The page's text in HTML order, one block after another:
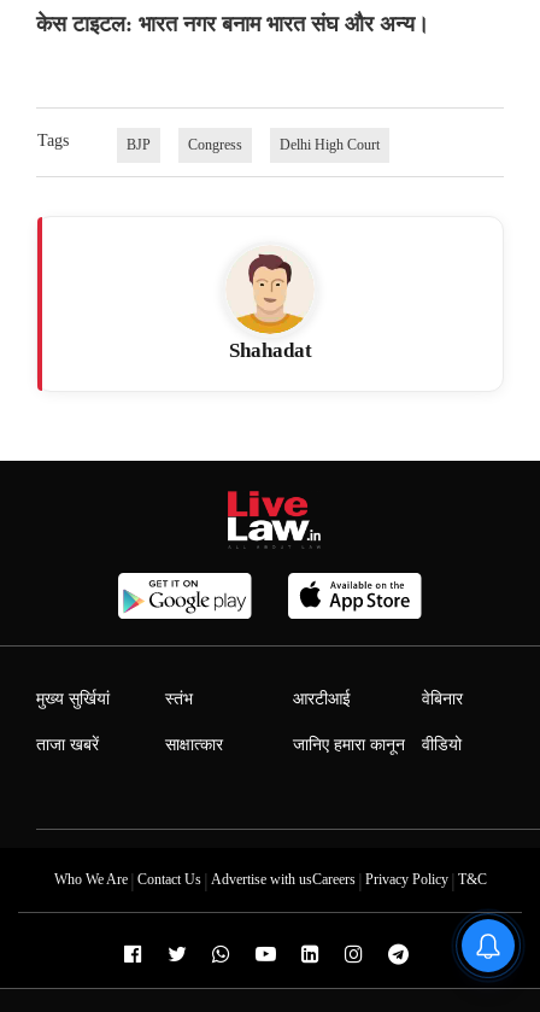
केस टाइटल: भारत नगर बनाम भारत संघ और अन्य।
Tags BJP Congress Delhi High Court
Shahadat
मुख्य सुर्खियां
ताजा खबरें
स्तंभ
साक्षात्कार
आरटीआई
जानिए हमारा कानून
वेबिनार
वीडियो
Who We Are| Contact Us| Advertise with usCareers| Privacy Policy| T&C